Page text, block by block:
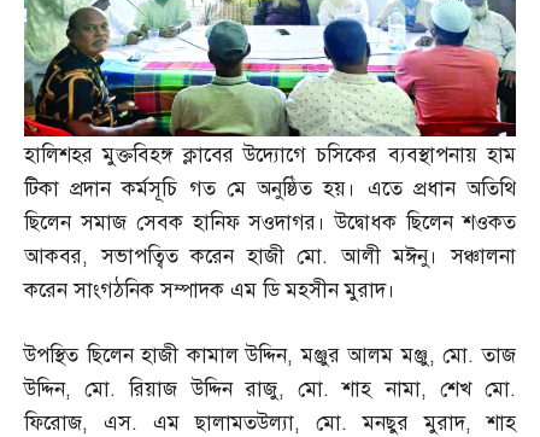
হালিশহর মুক্তবিহঙ্গ ক্লাবের উদ্যোগে চসিকের ব্যবস্থাপনায় হাম
টিকা প্রদান কর্মসূচি গত মে অনুষ্ঠিত হয়। এতে প্রধান অতিথি
ছিলেন সমাজ সেবক হানিফ সওদাগর। উদ্বোধক ছিলেন শওকত
আকবর,সভাপত্বিত করেন হাজী মো.আলী মঈনু। সঞ্চালনা
করেন সাংগঠনিক সম্পাদক এম ডি মহসীন মুরাদ।
উপস্থিত ছিলেন হাজী কামাল উদ্দিন,মঞ্জুর আলম মঞ্জু,মো.তাজ
উদ্দিন,মো.রিয়াজ উদ্দিন রাজু,মো.শাহ নামা, শেখ মো.
ফিরোজ, এস. এম ছালামতউল্যা, মো.মনছুর মুরাদ,শাহ